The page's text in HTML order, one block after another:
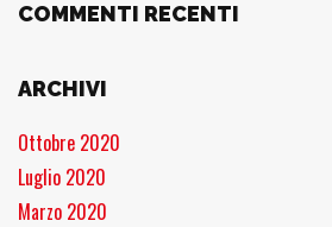
COMMENTI RECENTI
ARCHIVI
Ottobre 2020
Luglio 2020
Marzo 2020